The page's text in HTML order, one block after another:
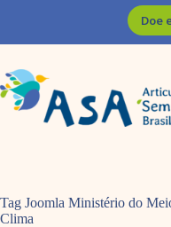
Doe
Tag Joomla Ministério do
Clima